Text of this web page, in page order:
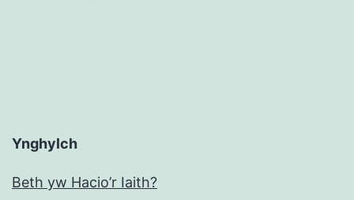
Ynghylch
Beth yw Hacio’r Iaith?